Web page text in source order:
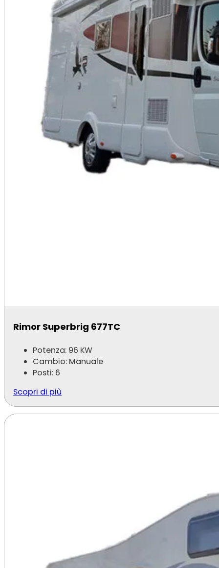
Rimor Superbrig 677TC
Potenza: 96 KW
Cambio: Manuale
Posti: 6
Scopri di più